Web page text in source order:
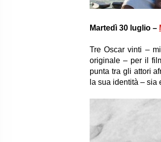
Martedì 30 luglio –
Tre Oscar vinti –
originale – per il
punta tra gli attori
la sua identità –